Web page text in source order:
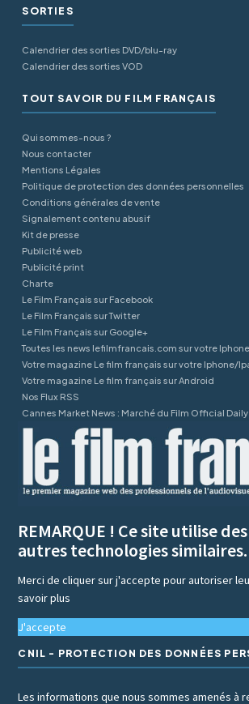
SORTIES
Calendrier des sorties DVD/blu-ray
Calendrier des sorties VOD
TOUT SAVOIR DU FILM FRANÇAIS
Qui sommes-nous ?
Nous contacter
Mentions Légales
Politique de protection des données personnelles
Conditions générales de vente
Signalement contenu abusif
Kit de presse
Publicité web
Publicité print
Charte
Le Film Français sur Facebook
Le Film Français sur Twitter
Le Film Français sur Google+
Toutes les news lefilmfrancais.com sur votre Iphone
Votre magazine Le film français sur votre Iphone/
Votre magazine Le film français sur Android
Nos Flux RSS
Cannes Market News : Marché du Film Official Daily
REMARQUE ! Ce site utilise
autres technologies similaires.
Merci de cliquer sur j'accepte pour autoriser
savoir plus
J'accepte
CNIL - PROTECTION DES DONNÉES
Les informations que nous sommes amenés à